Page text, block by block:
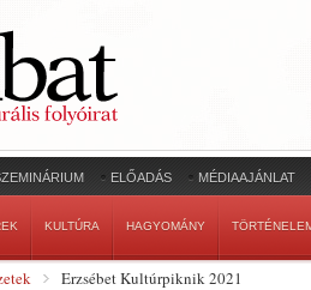
ELŐADÁS MÉDIAAJÁNLAT
KULTÚRA HAGYOMÁNY
Erzsébet Kultúrpiknik 2021